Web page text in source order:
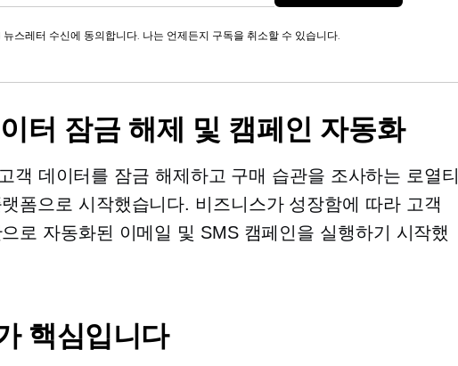
스레터 수신에 동의합니다. 나는 언제든지 구독을 취소할 수 있습니다.
터 잠금 해제 및 캠페인 자동화
객 데이터를 잠금 해제하고 구매 습관을 조사하는 로열티
폼으로 시작했습니다. 비즈니스가 성장함에 따라 고객
로 자동화된 이메일 및 SMS 캠페인을 실행하기 시작했
핵심입니다